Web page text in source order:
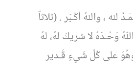
لله ، واللهُ أكْـبَر . (ثلاثاً
وَحْـدَهُ لا شريكَ لهُ، لهُ
وهُوَ على كُلّ شَيءٍ قَـدير